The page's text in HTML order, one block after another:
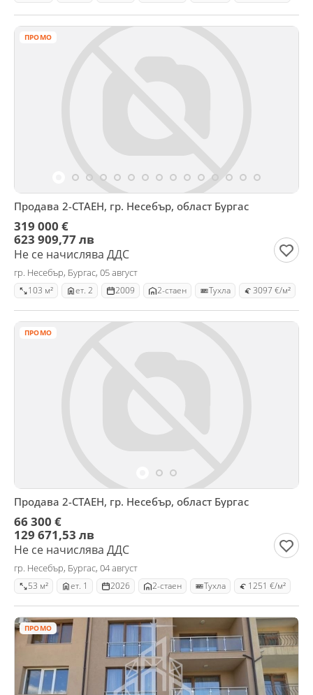
ПРОМО
Продава 2-СТАЕН, гр. Несебър, област Бургас
319 000 €
623 909,77 лв
Не се начислява ДДС
гр. Несебър, Бургас, 05 август
103 м² ет. 2 2009 2-стаен Тухла 3097 €/м²
ПРОМО
Продава 2-СТАЕН, гр. Несебър, област Бургас
66 300 €
129 671,53 лв
Не се начислява ДДС
гр. Несебър, Бургас, 04 август
53 м² ет. 1 2026 2-стаен Тухла 1251 €/м²
ПРОМО